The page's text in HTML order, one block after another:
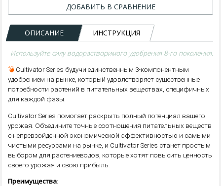
ДОБАВИТЬ В СРАВНЕНИЕ
ОПИСАНИЕ ИНСТРУКЦИЯ
Используйте силу водорастворимого удобрения 8-го поколения.
💣 Cultivator Series будучи единственным 3-компонентным
удобрением на рынке, который удовлетворяет существенные
потребности растений в питательных веществах, специфичных
для каждой фазы.
Cultivator Series помогает раскрыть полный потенциал вашего
урожая. Объедините точные соотношения питательных веществ
с непревзойденной экономической эффективностью и самыми
чистыми ресурсами на рынке, и Cultivator Series станет простым
выбором для растениеводов, которые хотят повысить ценность
своего урожая и свою прибыль.
Преимущества: